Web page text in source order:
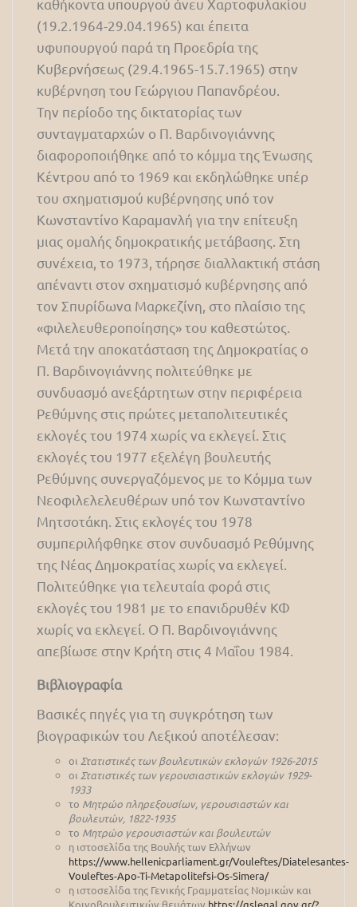
καθήκοντα υπουργού άνευ Χαρτοφυλακίου
(19.2.1964-29.04.1965) και έπειτα
υφυπουργού παρά τη Προεδρία της
Κυβερνήσεως (29.4.1965-15.7.1965) στην
κυβέρνηση του Γεώργιου Παπανδρέου.
Την περίοδο της δικτατορίας των
συνταγματαρχών ο Π. Βαρδινογιάννης
διαφοροποιήθηκε από το κόμμα της Ένωσης
Κέντρου από το 1969 και εκδηλώθηκε υπέρ
του σχηματισμού κυβέρνησης υπό τον
Κωνσταντίνο Καραμανλή για την επίτευξη
μιας ομαλής δημοκρατικής μετάβασης. Στη
συνέχεια, το 1973, τήρησε διαλλακτική στάση
απέναντι στον σχηματισμό κυβέρνησης από
τον Σπυρίδωνα Μαρκεζίνη, στο πλαίσιο της
«φιλελευθεροποίησης» του καθεστώτος.
Μετά την αποκατάσταση της Δημοκρατίας ο
Π. Βαρδινογιάννης πολιτεύθηκε με
συνδυασμό ανεξάρτητων στην περιφέρεια
Ρεθύμνης στις πρώτες μεταπολιτευτικές
εκλογές του 1974 χωρίς να εκλεγεί. Στις
εκλογές του 1977 εξελέγη βουλευτής
Ρεθύμνης συνεργαζόμενος με το Κόμμα των
Νεοφιλελελευθέρων υπό τον Κωνσταντίνο
Μητσοτάκη. Στις εκλογές του 1978
συμπεριλήφθηκε στον συνδυασμό Ρεθύμνης
της Νέας Δημοκρατίας χωρίς να εκλεγεί.
Πολιτεύθηκε για τελευταία φορά στις
εκλογές του 1981 με το επανιδρυθέν ΚΦ
χωρίς να εκλεγεί. Ο Π. Βαρδινογιάννης
απεβίωσε στην Κρήτη στις 4 Μαΐου 1984.
Βιβλιογραφία
Βασικές πηγές για τη συγκρότηση των
βιογραφικών του Λεξικού αποτέλεσαν:
οι Στατιστικές των βουλευτικών εκλογών 1926-2015
οι Στατιστικές των γερουσιαστικών εκλογών 1929-
1933
το Μητρώο πληρεξουσίων, γερουσιαστών και
βουλευτών, 1822-1935
το Μητρώο γερουσιαστών και βουλευτών
η ιστοσελίδα της Βουλής των Ελλήνων
https://www.hellenicparliament.gr/Vouleftes/Diatelesantes-
Vouleftes-Apo-Ti-Metapolitefsi-Os-Simera/
η ιστοσελίδα της Γενικής Γραμματείας Νομικών και
Κοινοβουλευτικών θεμάτων https://gslegal.gov.gr/?